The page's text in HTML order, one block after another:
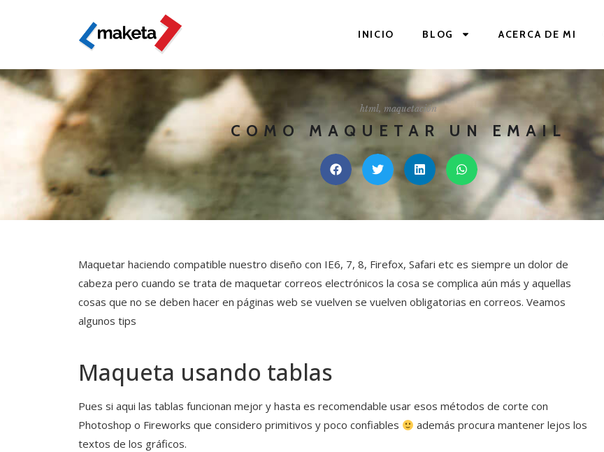
INICIO BLOG ACERCA DE MI
html, maquetación
COMO MAQUETAR UN EMAIL
Maquetar haciendo compatible nuestro diseño con IE6, 7, 8, Firefox, Safari etc es siempre un dolor de
cabeza pero cuando se trata de maquetar correos electrónicos la cosa se complica aún más y aquellas
cosas que no se deben hacer en páginas web se vuelven se vuelven obligatorias en correos. Veamos
algunos tips
Maqueta usando tablas
Pues si aqui las tablas funcionan mejor y hasta es recomendable usar esos métodos de corte con
Photoshop o Fireworks que considero primitivos y poco confiables
además procura mantener lejos los
textos de los gráficos.